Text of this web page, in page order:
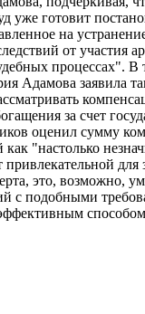
уже готовит
на
от участия
процессах". В
Адамова заявила
за счет
оценил сумму
как "настолько
привлекательной для
это, возможно,
с подобными